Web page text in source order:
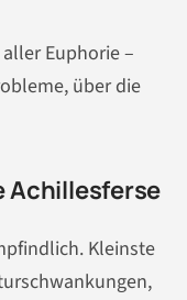
Euphorie –
über die
Achillesferse
Kleinste